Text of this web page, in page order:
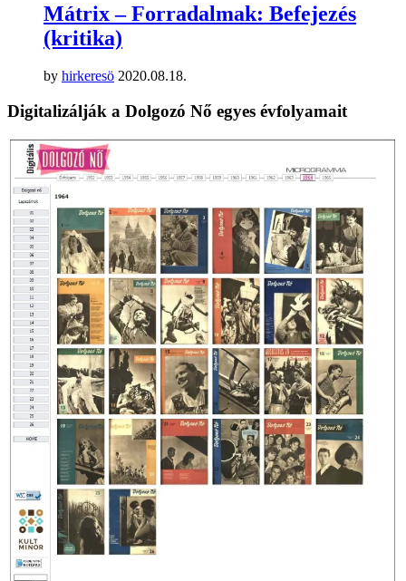
Mátrix – Forradalmak: Befejezés
(kritika)
by hirkeresö 2020.08.18.
Digitalizálják a Dolgozó Nő egyes évfolyamait